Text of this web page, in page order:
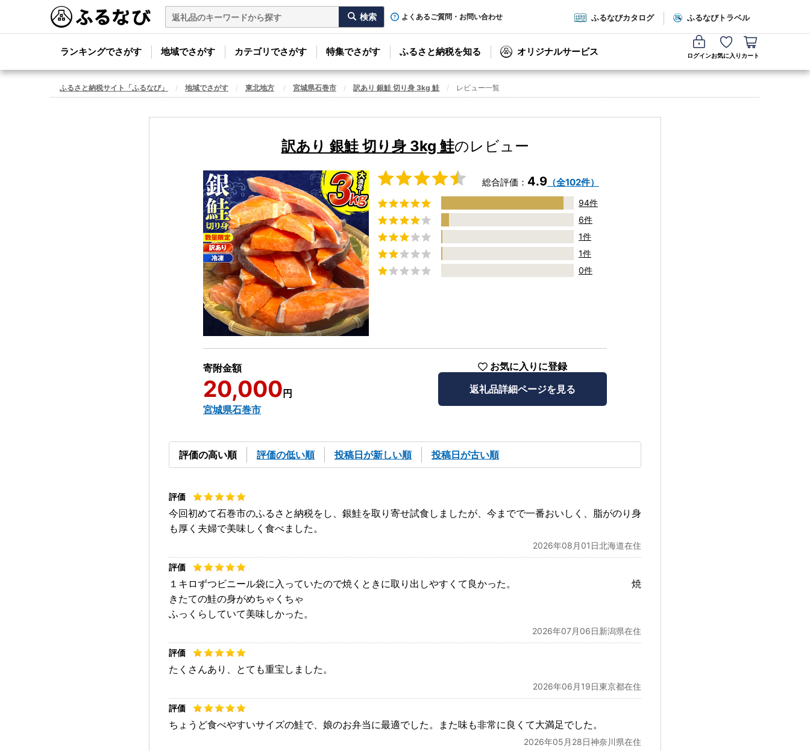
よくあるご質問・お問い合わせ ふるなびカタログ ふるなびトラベル
ランキングでさがす 地域でさがす カテゴリでさがす 特集でさがす ふるさと納税を知る オリジナルサービス ログインお気に入り カート
ふるさと納税サイト「ふるなび」 地域でさがす 東北地方 宮城県石巻市 訳あり 銀鮭 切り身 3kg 鮭 レビュー一覧
訳あり 銀鮭 切り身 3kg 鮭のレビュー
総合評価： 4.9 （全102件）
94件
6件
1件
1件
0件
寄附金額
20,000 円
宮城県石巻市
お気に入りに登録
返礼品詳細ページを見る
評価の高い順 評価の低い順 投稿日が新しい順 投稿日が古い順
今回初めて石巻市のふるさと納税をし、銀鮭を取り寄せ試食しましたが、今までで一番おいしく、脂がのり身
も厚く夫婦で美味しく食べました。
2026年08月01日北海道在住
１キロずつビニール袋に入っていたので焼くときに取り出しやすくて良かった。 焼
きたての鮭の身がめちゃくちゃ
ふっくらしていて美味しかった。
2026年07月06日新潟県在住
たくさんあり、とても重宝しました。
2026年06月19日東京都在住
ちょうど食べやすいサイズの鮭で、娘のお弁当に最適でした。また味も非常に良くて大満足でした。
2026年05月28日神奈川県在住